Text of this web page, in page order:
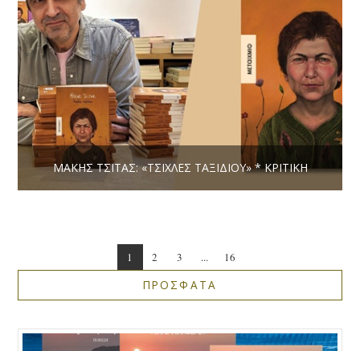
ΜΆΚΗΣ ΤΣΊΤΑΣ: «ΤΣΊΧΛΕΣ ΤΑΞΙΔΊΟΥ» * ΚΡΙΤΙΚΉ
1 2 3 ... 16
ΠΡΟΣΦΑΤΑ